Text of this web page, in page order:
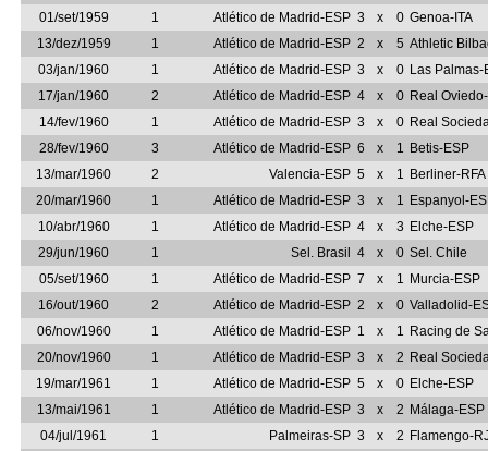
01/set/1959
1 Atlético de Madrid-ESP 3 x 0 Genoa-ITA
13/dez/1959
1 Atlético de Madrid-ESP 2 x 5 Athletic
03/jan/1960
1 Atlético de Madrid-ESP 3 x 0 Las Palmas-
17/jan/1960
2 Atlético de Madrid-ESP 4 x 0 Real
14/fev/1960
1 Atlético de Madrid-ESP 3 x 0 Real
28/fev/1960
3 Atlético de Madrid-ESP 6 x 1 Betis-ESP
13/mar/1960
2 Valencia-ESP 5 x 1 Berliner-RFA
20/mar/1960
1 Atlético de Madrid-ESP 3 x 1 Espanyol-
10/abr/1960
1 Atlético de Madrid-ESP 4 x 3 Elche-ESP
29/jun/1960
1 Sel. Brasil 4 x 0 Sel. Chile
05/set/1960
1 Atlético de Madrid-ESP 7 x 1 Murcia-ESP
16/out/1960
2 Atlético de Madrid-ESP 2 x 0 Valladolid-
06/nov/1960
1 Atlético de Madrid-ESP 1 x 1 Racing de
20/nov/1960
1 Atlético de Madrid-ESP 3 x 2 Real
19/mar/1961
1 Atlético de Madrid-ESP 5 x 0 Elche-ESP
13/mai/1961
1 Atlético de Madrid-ESP 3 x 2 Málaga-ESP
04/jul/1961
1 Palmeiras-SP 3 x 2 Flamengo-